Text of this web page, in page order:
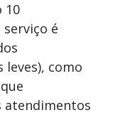
10
é
leves), como
atendimentos